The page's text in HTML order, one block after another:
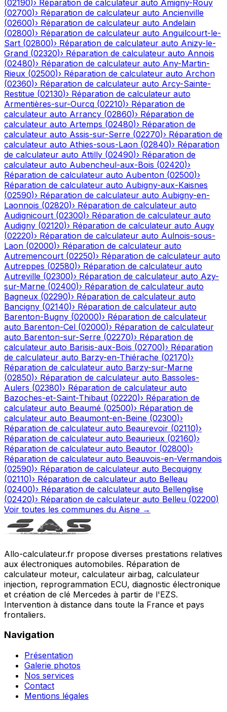
(02190)› Réparation de calculateur auto Amigny-Rouy
(02700)› Réparation de calculateur auto Ancienville
(02600)› Réparation de calculateur auto Andelain
(02800)› Réparation de calculateur auto Anguilcourt-le-
Sart (02800)› Réparation de calculateur auto Anizy-le-
Grand (02320)› Réparation de calculateur auto Annois
(02480)› Réparation de calculateur auto Any-Martin-
Rieux (02500)› Réparation de calculateur auto Archon
(02360)› Réparation de calculateur auto Arcy-Sainte-
Restitue (02130)› Réparation de calculateur auto
Armentières-sur-Ourcq (02210)› Réparation de
calculateur auto Arrancy (02860)› Réparation de
calculateur auto Artemps (02480)› Réparation de
calculateur auto Assis-sur-Serre (02270)› Réparation de
calculateur auto Athies-sous-Laon (02840)› Réparation
de calculateur auto Attilly (02490)› Réparation de
calculateur auto Aubencheul-aux-Bois (02420)›
Réparation de calculateur auto Aubenton (02500)›
Réparation de calculateur auto Aubigny-aux-Kaisnes
(02590)› Réparation de calculateur auto Aubigny-en-
Laonnois (02820)› Réparation de calculateur auto
Audignicourt (02300)› Réparation de calculateur auto
Audigny (02120)› Réparation de calculateur auto Augy
(02220)› Réparation de calculateur auto Aulnois-sous-
Laon (02000)› Réparation de calculateur auto
Autremencourt (02250)› Réparation de calculateur auto
Autreppes (02580)› Réparation de calculateur auto
Autreville (02300)› Réparation de calculateur auto Azy-
sur-Marne (02400)› Réparation de calculateur auto
Bagneux (02290)› Réparation de calculateur auto
Bancigny (02140)› Réparation de calculateur auto
Barenton-Bugny (02000)› Réparation de calculateur
auto Barenton-Cel (02000)› Réparation de calculateur
auto Barenton-sur-Serre (02270)› Réparation de
calculateur auto Barisis-aux-Bois (02700)› Réparation
de calculateur auto Barzy-en-Thiérache (02170)›
Réparation de calculateur auto Barzy-sur-Marne
(02850)› Réparation de calculateur auto Bassoles-
Aulers (02380)› Réparation de calculateur auto
Bazoches-et-Saint-Thibaut (02220)› Réparation de
calculateur auto Beaumé (02500)› Réparation de
calculateur auto Beaumont-en-Beine (02300)›
Réparation de calculateur auto Beaurevoir (02110)›
Réparation de calculateur auto Beaurieux (02160)›
Réparation de calculateur auto Beautor (02800)›
Réparation de calculateur auto Beauvois-en-Vermandois
(02590)› Réparation de calculateur auto Becquigny
(02110)› Réparation de calculateur auto Belleau
(02400)› Réparation de calculateur auto Bellenglise
(02420)› Réparation de calculateur auto Belleu (02200)
Voir toutes les communes du Aisne →
Allo-calculateur.fr propose diverses prestations relatives
aux électroniques automobiles. Réparation de
calculateur moteur, calculateur airbag, calculateur
injection, reprogrammation ECU, diagnostic électronique
et création de clé Mercedes à partir de l'EZS.
Intervention à distance dans toute la France et pays
frontaliers.
Navigation
Présentation
Galerie photos
Nos services
Contact
Mentions légales